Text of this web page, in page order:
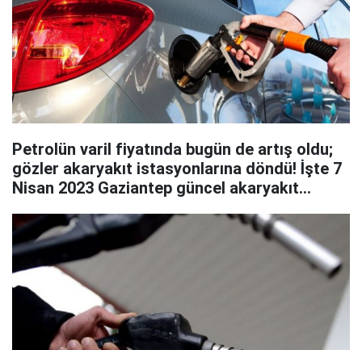
Petrolün varil fiyatında bugün de artış oldu;
gözler akaryakıt istasyonlarına döndü! İşte 7
Nisan 2023 Gaziantep güncel akaryakıt